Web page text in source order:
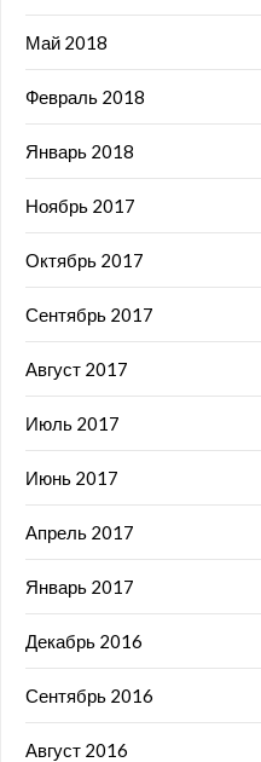
Май 2018
Февраль 2018
Январь 2018
Ноябрь 2017
Октябрь 2017
Сентябрь 2017
Август 2017
Июль 2017
Июнь 2017
Апрель 2017
Январь 2017
Декабрь 2016
Сентябрь 2016
Август 2016